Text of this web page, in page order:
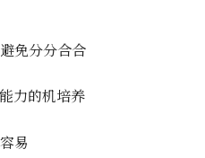
免分分合合
力的机培养
易